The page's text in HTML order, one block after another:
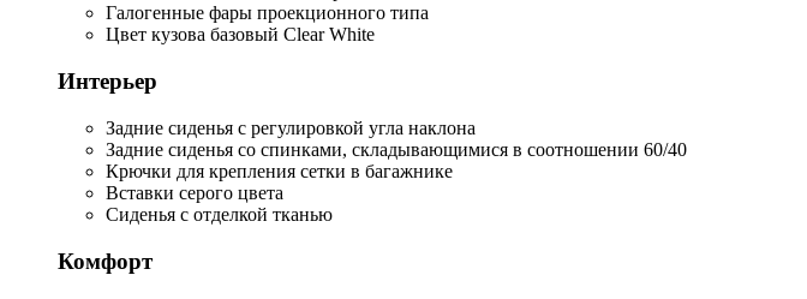
Галогенные фары проекционного типа
Цвет кузова базовый Clear White
Интерьер
Задние сиденья с регулировкой угла наклона
Задние сиденья со спинками, складывающимися в соотношении 60/40
Крючки для крепления сетки в багажнике
Вставки серого цвета
Сиденья с отделкой тканью
Комфорт